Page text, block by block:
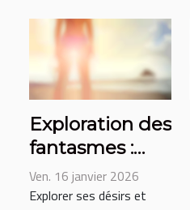
Exploration des
fantasmes :
pourquoi opter
pour un trio ?
Ven. 16 janvier 2026
Explorer ses désirs et